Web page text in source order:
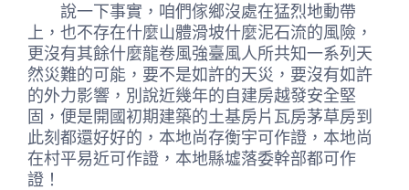
說一下事實，咱們傢鄉沒處在猛烈地動帶
上，也不存在什麼山體滑坡什麼泥石流的風險，
更沒有其餘什麼龍卷風強臺風人所共知一系列天
然災難的可能，要不是如許的天災，要沒有如許
的外力影響，別說近幾年的自建房越發安全堅
固，便是開國初期建築的土基房片瓦房茅草房到
此刻都還好好的，本地尚存衡宇可作證，本地尚
在村平易近可作證，本地縣墟落委幹部都可作
證！